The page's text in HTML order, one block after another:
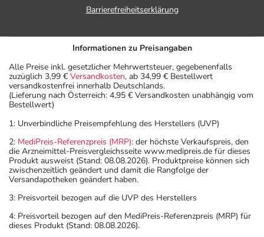
Barrierefreiheitserklärung
Informationen zu Preisangaben
Alle Preise inkl. gesetzlicher Mehrwertsteuer, gegebenenfalls
zuzüglich 3,99 € Versandkosten, ab 34,99 € Bestellwert
versandkostenfrei innerhalb Deutschlands.
(Lieferung nach Österreich: 4,95 € Versandkosten unabhängig vom
Bestellwert)
1: Unverbindliche Preisempfehlung des Herstellers (UVP)
2: MediPreis-Referenzpreis (MRP): der höchste Verkaufspreis, den
die Arzneimittel-Preisvergleichsseite www.medipreis.de für dieses
Produkt ausweist (Stand: 08.08.2026). Produktpreise können sich
zwischenzeitlich geändert und damit die Rangfolge der
Versandapotheken geändert haben.
3: Preisvorteil bezogen auf die UVP des Herstellers
4: Preisvorteil bezogen auf den MediPreis-Referenzpreis (MRP) für
dieses Produkt (Stand: 08.08.2026).